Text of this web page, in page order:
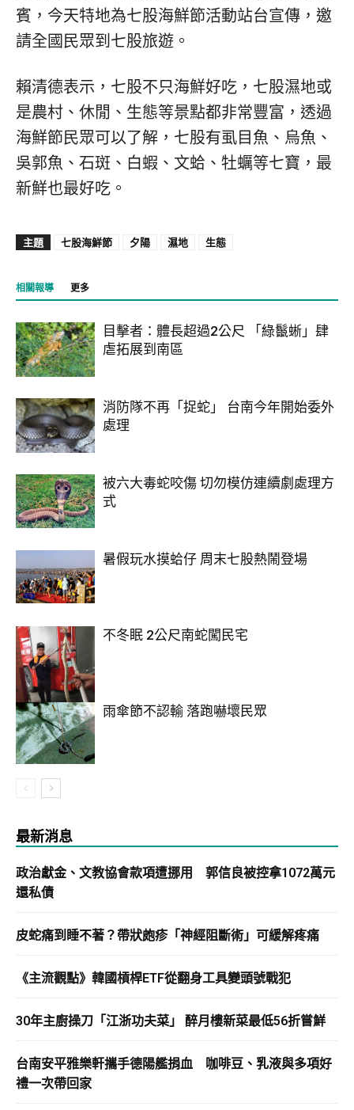
賓，今天特地為七股海鮮節活動站台宣傳，邀
請全國民眾到七股旅遊。
賴清德表示，七股不只海鮮好吃，七股濕地或
是農村、休閒、生態等景點都非常豐富，透過
海鮮節民眾可以了解，七股有虱目魚、烏魚、
吳郭魚、石斑、白蝦、文蛤、牡蠣等七寶，最
新鮮也最好吃。
主題 七股海鮮節 夕陽 濕地 生態
相關報導 更多
目擊者：體長超過2公尺 「綠鬣蜥」肆
虐拓展到南區
消防隊不再「捉蛇」 台南今年開始委外
處理
被六大毒蛇咬傷 切勿模仿連續劇處理方
式
暑假玩水摸蛤仔 周末七股熱鬧登場
不冬眠 2公尺南蛇闖民宅
雨傘節不認輸 落跑嚇壞民眾
最新消息
政治獻金、文教協會款項遭挪用 郭信良被控拿1072萬元
還私債
皮蛇痛到睡不著？帶狀皰疹「神經阻斷術」可緩解疼痛
《主流觀點》韓國槓桿ETF從翻身工具變頭號戰犯
30年主廚操刀「江浙功夫菜」 醉月樓新菜最低56折嘗鮮
台南安平雅樂軒攜手德陽艦捐血 咖啡豆、乳液與多項好
禮一次帶回家